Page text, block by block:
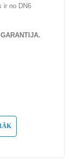
ir no DN6